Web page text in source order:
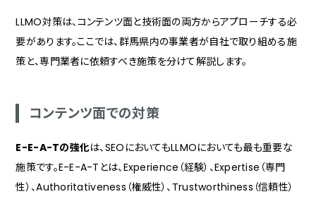
LLMO対策は、コンテンツ面と技術面の両方からアプローチする必
要があります。ここでは、群馬県内の事業者が自社で取り組める施
策と、専門業者に依頼すべき施策を分けて解説します。
コンテンツ面での対策
E-E-A-Tの強化は、SEOにおいてもLLMOにおいても最も重要な
施策です。E-E-A-Tとは、Experience（経験）、Expertise（専門
性）、Authoritativeness（権威性）、Trustworthiness（信頼性）